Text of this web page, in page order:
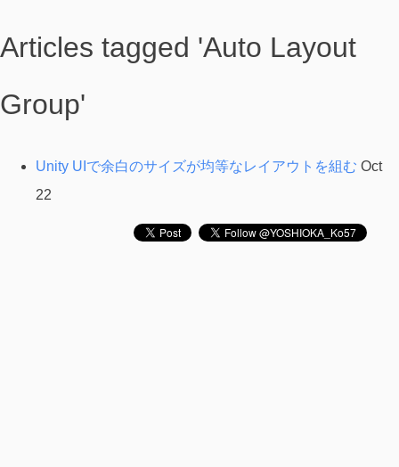
Articles tagged 'Auto Layout
Group'
Unity UIで余白のサイズが均等なレイアウトを組む Oct
22